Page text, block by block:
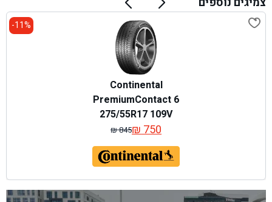
11%-
Continental
PremiumContact 6
275/55R17 109V
₪845
המחיר
המקורי
היה:
₪ 845.
₪750 המחיר
הנוכחי
הוא:
₪ 750.